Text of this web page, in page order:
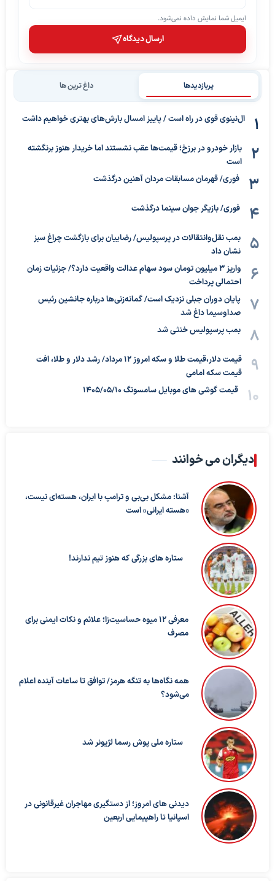
ایمیل شما نمایش داده نمی‌شود.
ارسال دیدگاه
پربازدیدها داغ ترین ها
ال‌نینوی قوی در راه است / پاییز امسال بارش‌های بهتری خواهیم داشت
بازار خودرو در برزخ؛ قیمت‌ها عقب نشستند اما خریدار هنوز برنگشته
است
فوری/ قهرمان مسابقات مردان آهنین درگذشت
فوری/ بازیگر جوان سینما درگذشت
بمب نقل‌وانتقالات در پرسپولیس/ رضاییان برای بازگشت چراغ سبز
نشان داد
واریز ۳ میلیون تومان سود سهام عدالت واقعیت دارد؟/ جزئیات زمان
احتمالی پرداخت
پایان دوران جبلی نزدیک است/ گمانه‌زنی‌ها درباره جانشین رئیس
صداوسیما داغ شد
بمب پرسپولیس خنثی شد
قیمت دلار،قیمت طلا و سکه امروز ۱۲ مرداد/ رشد دلار و طلا، افت
قیمت سکه امامی
قیمت گوشی های موبایل سامسونگ 1405/05/10
دیگران می خوانند
آشنا: مشکل بی‌بی‌ و ترامپ با ایران، هسته‌ای نیست،
«هسته ایرانی» است
ستاره های بزرگی که هنوز تیم ندارند!
معرفی ۱۲ میوه حساسیت‌زا؛ علائم و نکات ایمنی برای
مصرف
همه نگاه‌ها به تنگه هرمز/ توافق تا ساعات آینده اعلام
می‌شود؟
ستاره ملی پوش رسما لژیونر شد
دیدنی های امروز؛ از دستگیری مهاجران غیرقانونی در
اسپانیا تا راهپیمایی اربعین